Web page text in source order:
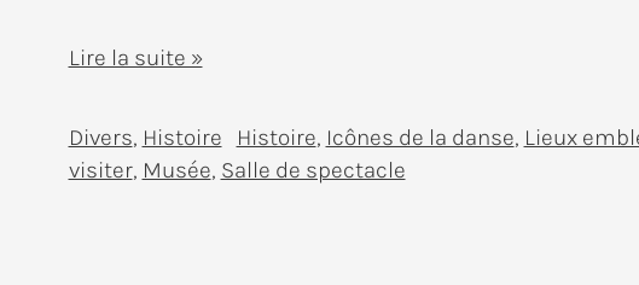
Le
jazz
:
Lire la suite »
Divers, Histoire Histoire, Icônes de la danse, Lieux
visiter, Musée, Salle de spectacle